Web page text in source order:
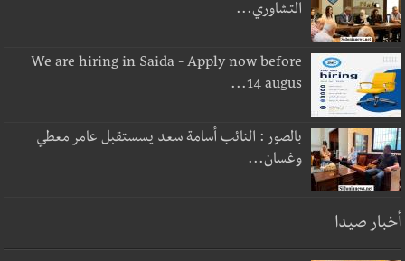
التشاوري...
We are hiring in Saida - Apply now before
14 augus...
بالصور : النائب أسامة سعد يسستقبل عامر معطي
وغسان...
أخبار صيدا